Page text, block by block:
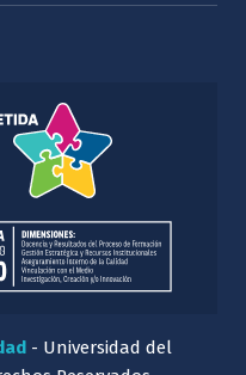
- Universidad del